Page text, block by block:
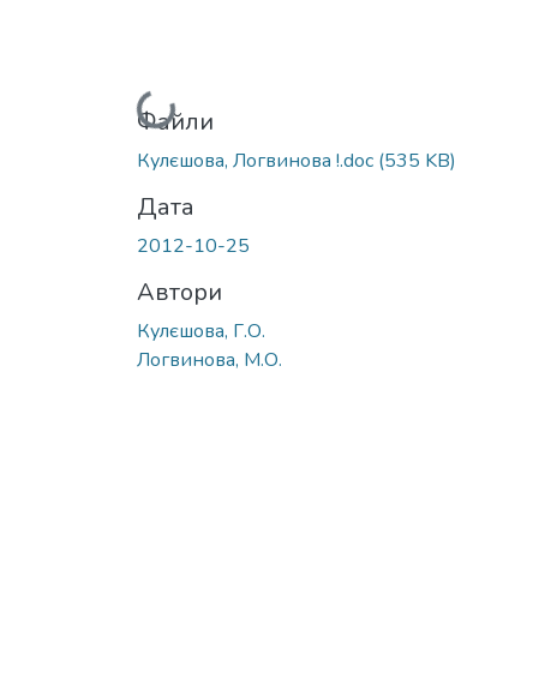
Вантажиться...
Файли
Кулєшова, Логвинова !.doc (535 KB)
Дата
2012-10-25
Автори
Кулєшова, Г.О.
Логвинова, М.О.